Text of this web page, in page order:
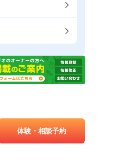
体験・相談予約